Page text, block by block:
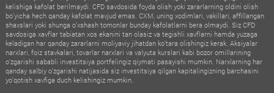
kelishiga kafolat berilmaydi. CFD savdosida foyda olish yoki zararlarning oldini olish
bo‘yicha hech qanday kafolat mavjud emas. CXM, uning xodimlari, vakillari, affillangan
shaxslari yoki shunga o‘xshash tomonlar bunday kafolatlarni bera olmaydi. Siz CFD
savdosiga xavflar tabiatan xos ekanini tan olasiz va tegishli xavflarni hamda yuzaga
keladigan har qanday zararlarni moliyaviy jihatdan ko‘tara olishingiz kerak. Aksiyalar
narxlari, foiz stavkalari, tovarlar narxlari va valyuta kurslari kabi bozor omillarining
o‘zgarishi sababli investitsiya portfelingiz qiymati pasayishi mumkin. Narxlarning har
qanday salbiy o‘zgarishi natijasida siz investitsiya qilgan kapitalingizning barchasini
yo‘qotish xavfiga duch kelishingiz mumkin.